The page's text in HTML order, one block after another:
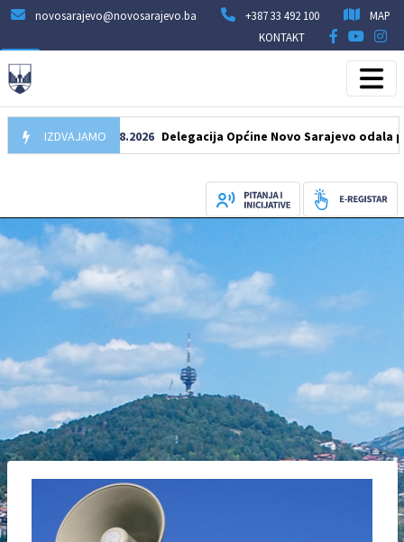
novosarajevo@novosarajevo.ba +387 33 492 100
MAP
KONTAKT
IZDVAJAMO
07.08.2026 Delegacija Općine Novo Sarajevo odala